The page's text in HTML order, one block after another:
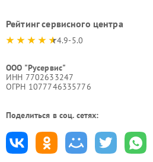
Рейтинг сервисного центра
4.9-5.0
ООО "Русервис"
ИНН 7702633247
ОГРН 1077746335776
Поделиться в соц. сетях: